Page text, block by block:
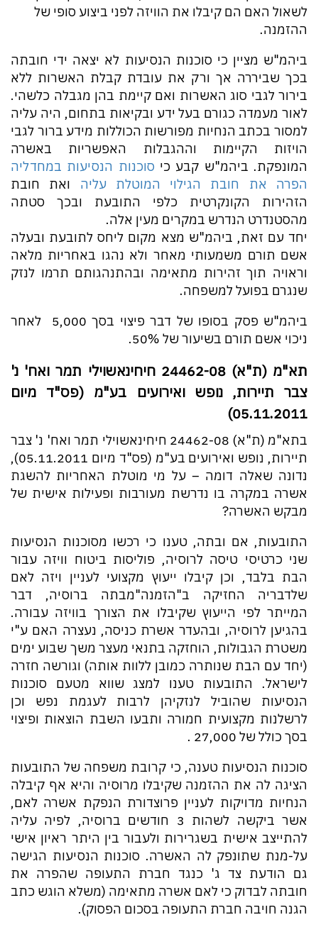
לשאול האם הם קיבלו את הוויזה לפני ביצוע סופי של
ההזמנה.
ביהמ"ש מציין כי סוכנות הנסיעות לא יצאה ידי חובתה
בכך שביררה אך ורק את עובדת קבלת האשרות ללא
בירור לגבי סוג האשרות ואם קיימת בהן מגבלה כלשהי.
לאור מעמדה כגורם בעל ידע ובקיאות בתחום, היה עליה
למסור בכתב הנחיות מפורשות הכוללות מידע ברור לגבי
הויזות הקיימות וההגבלות האפשריות באשרה
המונפקת. ביהמ"ש קבע כיסוכנות הנסיעות במחדליה
הפרה את חובת הגילוי המוטלת עליה ואת חובת
הזהירות הקונקרטית כלפי התובעת ובכך סטתה
מהסטנדרט הנדרש במקרים מעין אלה.
יחד עם זאת, ביהמ"ש מצא מקום ליחס לתובעת ובעלה
אשם תורם משמעותי מאחר ולא נהגו באחריות מלאה
וראויה תוך זהירות מתאימה ובהתנהגותם תרמו לנזק
שנגרם בפועל למשפחה.
ביהמ"ש פסק בסופו של דבר פיצוי בסך 5,000 ₪ לאחר
ניכוי אשם תורם בשיעור של 50%.
תא"מ (ת"א) 24462-08 חיחינאשוילי תמר ואח' נ'
צבר תיירות, נופש ואירועים בע"מ (פס"ד מיום
05.11.2011)
בתא"מ (ת"א) 24462-08 חיחינאשוילי תמר ואח' נ' צבר
תיירות, נופש ואירועים בע"מ (פס"ד מיום 05.11.2011),
נדונה שאלה דומה – על מי מוטלת האחריות להשגת
אשרה במקרה בו נדרשת מעורבות ופעילות אישית של
מבקש האשרה?
התובעות, אם ובתה, טענו כי רכשו מסוכנות הנסיעות
שני כרטיסי טיסה לרוסיה, פוליסות ביטוח וויזה עבור
הבת בלבד, וכן קיבלו ייעוץ מקצועי לעניין ויזה לאם
שלדבריה החזיקה ב"הזמנה"מבתה ברוסיה, דבר
המייתר לפי הייעוץ שקיבלו את הצורך בוויזה עבורה.
בהגיען לרוסיה, ובהעדר אשרת כניסה, נעצרה האם ע"י
משטרת הגבולות, הוחזקה בתנאי מעצר משך שבוע ימים
(יחד עם הבת שנותרה כמובן ללוות אותה) וגורשה חזרה
לישראל. התובעות טענו למצג שווא מטעם סוכנות
הנסיעות שהוביל לנזקיהן לרבות לעגמת נפש וכן
לרשלנות מקצועית חמורה ותבעו השבת הוצאות ופיצוי
בסך כולל של 27,000 ₪.
סוכנות הנסיעות טענה, כי קרובת משפחה של התובעות
הציגה לה את ההזמנה שקיבלו מרוסיה והיא אף קיבלה
הנחיות מדויקות לעניין פרוצדורת הנפקת אשרה לאם,
אשר ביקשה לשהות 3 חודשים ברוסיה, לפיה עליה
להתייצב אישית בשגרירות ולעבור בין היתר ראיון אישי
על-מנת שתונפק לה האשרה. סוכנות הנסיעות הגישה
גם הודעת צד ג' כנגד חברת התעופה שהפרה את
חובתה לבדוק כי לאם אשרה מתאימה (משלא הוגש כתב
הגנה חויבה חברת התעופה בסכום הפסוק).